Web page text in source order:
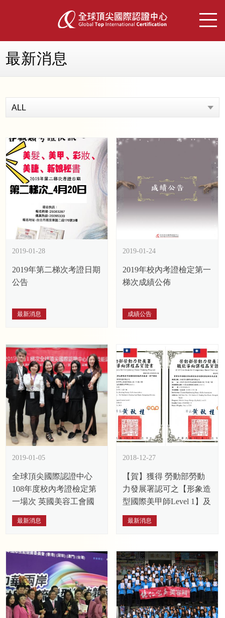
最新消息
ALL
2019-01-28
2019年第二梯次考證日期
公告
最新消息
2019-01-24
2019年校內考證檢定第一
梯次成績公佈
成績公告
2019-01-05
全球頂尖國際認證中心
108年度校內考證檢定第
一場次 英國美容工會國
際技能認證檢定
最新消息
2018-12-27
【賀】獲得 勞動部勞動
力發展署認可之【形象造
型國際美甲師Level 1】及
【形象造型國際美睫師
Level 1】職能導向課程品
最新消息